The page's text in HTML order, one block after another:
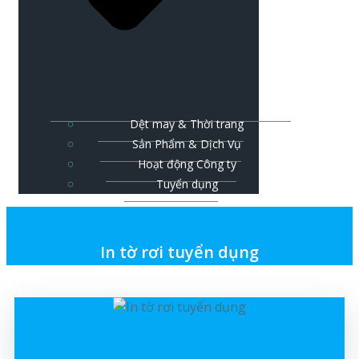
Dệt may & Thời trang
Sản Phẩm & Dịch Vụ
Hoạt động Công ty
Tuyển dụng
In tờ rơi tuyển dụng